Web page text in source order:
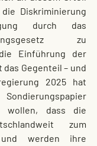
Diskriminierung
durch das
zu
Einführung der
Gegenteil – und
2025 hat
wollen, dass die
zum
werden ihre